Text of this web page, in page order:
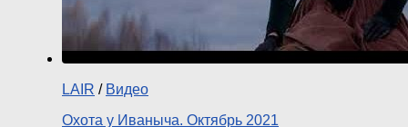
LAIR / Видео
Охота у Иваныча. Октябрь 2021